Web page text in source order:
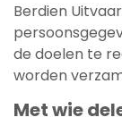
Berdien
de doelen te
worden
Met wie